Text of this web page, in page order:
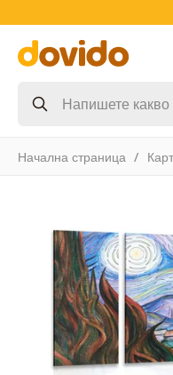
Начална страница